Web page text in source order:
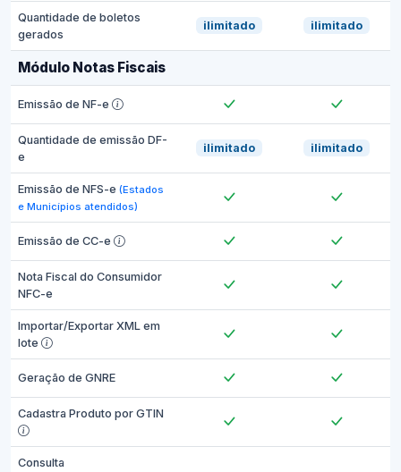
Quantidade de boletos
gerados
ilimitado ilimitado
Módulo Notas Fiscais
Emissão de NF-e
Quantidade de emissão DF-
e
ilimitado ilimitado
Emissão de NFS-e (Estados
e Municípios atendidos)
Emissão de CC-e
Nota Fiscal do Consumidor
NFC-e
Importar/Exportar XML em
lote
Geração de GNRE
Cadastra Produto por GTIN
Consulta